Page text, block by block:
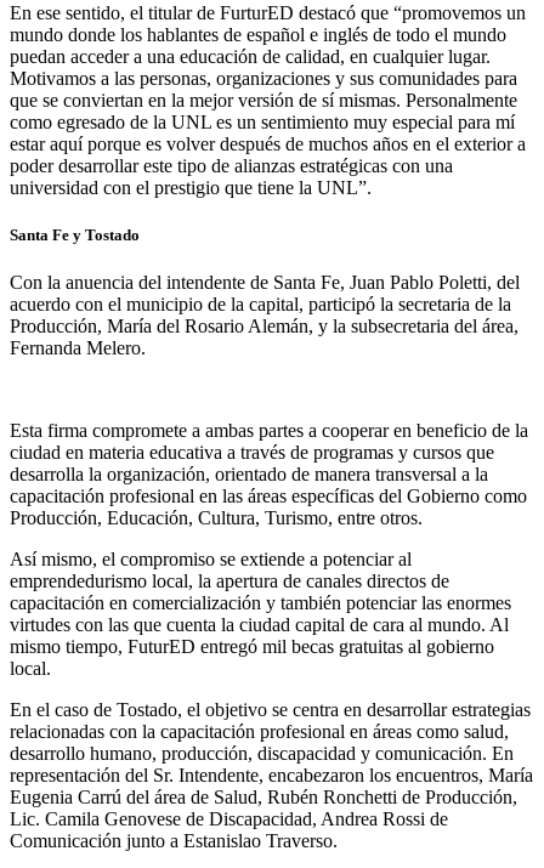
En ese sentido, el titular de FurturED destacó que “promovemos un
mundo donde los hablantes de español e inglés de todo el mundo
puedan acceder a una educación de calidad, en cualquier lugar.
Motivamos a las personas, organizaciones y sus comunidades para
que se conviertan en la mejor versión de sí mismas. Personalmente
como egresado de la UNL es un sentimiento muy especial para mí
estar aquí porque es volver después de muchos años en el exterior a
poder desarrollar este tipo de alianzas estratégicas con una
universidad con el prestigio que tiene la UNL”.
Santa Fe y Tostado
Con la anuencia del intendente de Santa Fe, Juan Pablo Poletti, del
acuerdo con el municipio de la capital, participó la secretaria de la
Producción, María del Rosario Alemán, y la subsecretaria del área,
Fernanda Melero.
Esta firma compromete a ambas partes a cooperar en beneficio de la
ciudad en materia educativa a través de programas y cursos que
desarrolla la organización, orientado de manera transversal a la
capacitación profesional en las áreas específicas del Gobierno como
Producción, Educación, Cultura, Turismo, entre otros.
Así mismo, el compromiso se extiende a potenciar al
emprendedurismo local, la apertura de canales directos de
capacitación en comercialización y también potenciar las enormes
virtudes con las que cuenta la ciudad capital de cara al mundo. Al
mismo tiempo, FuturED entregó mil becas gratuitas al gobierno
local.
En el caso de Tostado, el objetivo se centra en desarrollar estrategias
relacionadas con la capacitación profesional en áreas como salud,
desarrollo humano, producción, discapacidad y comunicación. En
representación del Sr. Intendente, encabezaron los encuentros, María
Eugenia Carrú del área de Salud, Rubén Ronchetti de Producción,
Lic. Camila Genovese de Discapacidad, Andrea Rossi de
Comunicación junto a Estanislao Traverso.